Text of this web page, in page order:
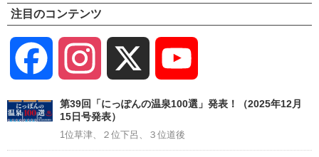
注目のコンテンツ
Facebook Instagram
Channel
第39回「にっぽんの温泉100選」発表！（2025年12月
15日号発表）
1位草津、２位下呂、３位道後